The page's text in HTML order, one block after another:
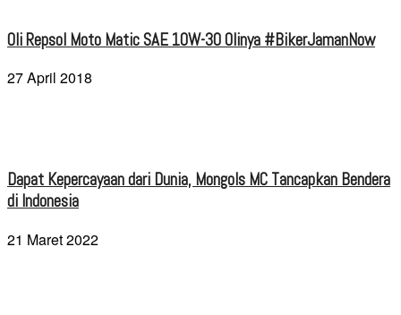
Oli Repsol Moto Matic SAE 10W-30 Olinya #BikerJamanNow
27 April 2018
Dapat Kepercayaan dari Dunia, Mongols MC Tancapkan Bendera
di Indonesia
21 Maret 2022